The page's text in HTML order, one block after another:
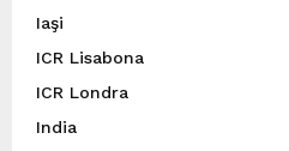
Iaşi
ICR Lisabona
ICR Londra
India